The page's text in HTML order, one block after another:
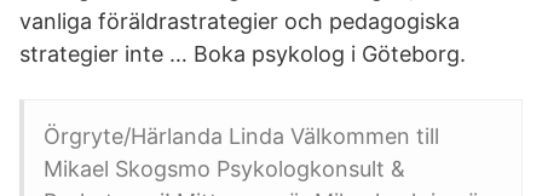
vanliga föräldrastrategier och pedagogiska
strategier inte … Boka psykolog i Göteborg.
Örgryte/Härlanda Linda Välkommen till
Mikael Skogsmo Psykologkonsult &